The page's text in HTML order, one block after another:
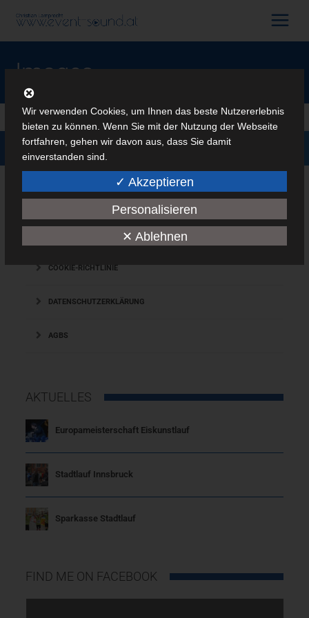
Images
Innsbrucker Stadtlauf 2015
Christian Lamprecht 24. Mai 2015
Innsbrucker Sparkasse Stadtlauf
Christian Lamprecht 3. Mai 2015
Alle Rechte vorbehalten(c) Christian Lamprecht
Impressum
Datenschutzerklärung
MEDIEN
COOKIE-RICHTLINIE
DATENSCHUTZERKLÄRUNG
AGBS
AKTUELLES
Europameisterschaft Eiskunstlauf
Stadtlauf Innsbruck
Sparkasse Stadtlauf
FIND ME ON FACEBOOK
Wir verwenden Cookies, um Ihnen das beste Nutzererlebnis
bieten zu können. Wenn Sie mit der Nutzung der Webseite
fortfahren, gehen wir davon aus, dass Sie damit
einverstanden sind.
✓ Akzeptieren
Personalisieren
✕ Ablehnen